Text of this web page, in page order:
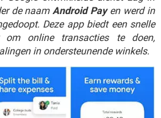
de naamAndroid Payen werd in
Deze app biedt een snelle
om online transacties te doen,
in ondersteunende winkels.